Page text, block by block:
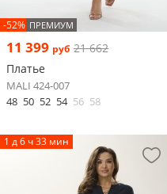
-52% ПРЕМИУМ
11 399 руб 21 662
Платье
MALI 424-007
48 50 52 54 56 58
1 д 6 ч 33 мин